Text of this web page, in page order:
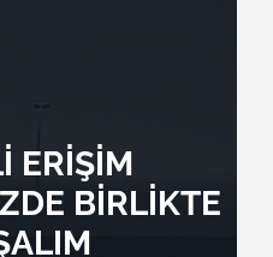
ERİŞİM
BİRLİKTE